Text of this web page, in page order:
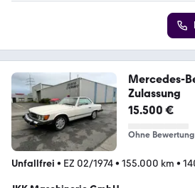
Mercedes-
Zulassung
15.500 €
Ohne Bewertung
Unfallfrei • EZ 02/1974• 155.000 km •